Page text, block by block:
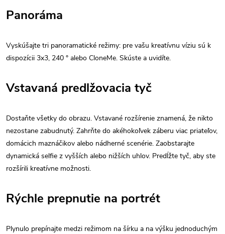
Panoráma
Vyskúšajte tri panoramatické režimy: pre vašu kreatívnu víziu sú k
dispozícii 3x3, 240 ° alebo CloneMe. Skúste a uvidíte.
Vstavaná predlžovacia tyč
Dostaňte všetky do obrazu. Vstavané rozšírenie znamená, že nikto
nezostane zabudnutý. Zahrňte do akéhokoľvek záberu viac priateľov,
domácich maznáčikov alebo nádherné scenérie. Zaobstarajte
dynamická selfie z vyšších alebo nižších uhlov. Predĺžte tyč, aby ste
rozšírili kreatívne možnosti.
Rýchle prepnutie na portrét
Plynulo prepínajte medzi režimom na šírku a na výšku jednoduchým